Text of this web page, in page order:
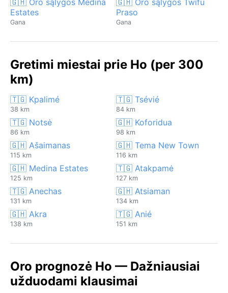
Estates
Gana
Praso
Gana
Gretimi miestai prie Ho (per 300
km)
🇹🇬 Kpalimé
38 km
🇹🇬 Tsévié
84 km
🇹🇬 Notsė
86 km
🇬🇭 Koforidua
98 km
🇬🇭 Ašaimanas
115 km
🇬🇭 Tema New Town
116 km
🇬🇭 Medina Estates
125 km
🇹🇬 Atakpamė
127 km
🇹🇬 Anechas
131 km
🇬🇭 Atsiaman
134 km
🇬🇭 Akra
138 km
🇹🇬 Anié
151 km
Oro prognozė Ho — Dažniausiai
užduodami klausimai